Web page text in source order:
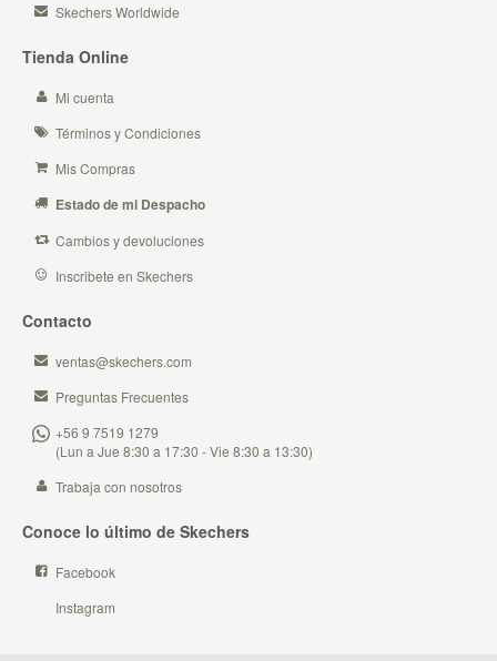
Skechers Worldwide
Tienda Online
Mi cuenta
Términos y Condiciones
Mis Compras
Estado de mi Despacho
Cambios y devoluciones
Inscribete en Skechers
Contacto
ventas@skechers.com
Preguntas Frecuentes
+56 9 7519 1279
(Lun a Jue 8:30 a 17:30 - Vie 8:30 a 13:30)
Trabaja con nosotros
Conoce lo último de Skechers
Facebook
Instagram